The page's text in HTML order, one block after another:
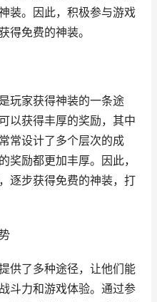
装。因此，积极参与游戏
得免费的神装。
玩家获得神装的一条途
以获得丰厚的奖励，其中
常设计了多个层次的成
奖励都更加丰厚。因此，
逐步获得免费的神装，打
供了多种途径，让他们能
斗力和游戏体验。通过参